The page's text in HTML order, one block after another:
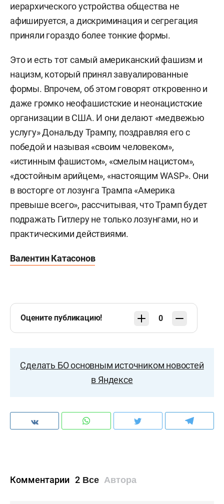
иерархического устройства общества не
афишируется, а дискриминация и сегрегация
приняли гораздо более тонкие формы.
Это и есть тот самый американский фашизм и
нацизм, который принял завуалированные
формы. Впрочем, об этом говорят откровенно и
даже громко неофашистские и неонацистские
организации в США. И они делают «медвежью
услугу» Дональду Трампу, поздравляя его с
победой и называя «своим человеком»,
«истинным фашистом», «смелым нацистом»,
«достойным арийцем», «настоящим WASP». Они
в восторге от лозунга Трампа «Америка
превыше всего», рассчитывая, что Трамп будет
подражать Гитлеру не только лозунгами, но и
практическими действиями.
Валентин Катасонов
Оцените публикацию! 0
Сделать БО основным источником новостей
в Яндексе
Комментарии 2 Все Автора